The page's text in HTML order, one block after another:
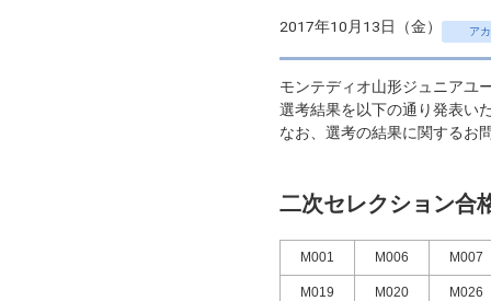
2017年10月13日（金） ア
モンテディオ山形ジュニアユ
選考結果を以下の通り発表い
なお、選考の結果に関するお
二次セレクション合
M001 M006
M019 M020 M026